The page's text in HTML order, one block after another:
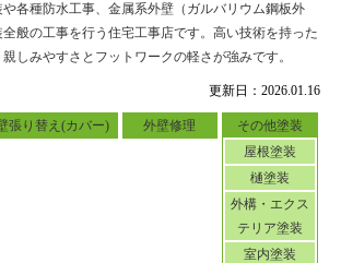
更新日：2026.01.16
張り替え(カバー) 外壁修理
その他塗装
屋根塗装
樋塗装
外構・エクス
テリア塗装
室内塗装
各種防水工事、金属系外壁（ガルバリウム鋼板外
般の工事を行う住宅工事店です。高い技術を持った
しみやすさとフットワークの軽さが強みです。